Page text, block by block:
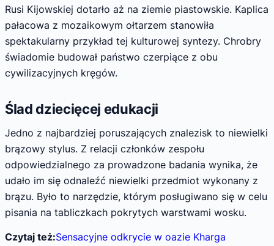
Rusi Kijowskiej dotarło aż na ziemie piastowskie. Kaplica
pałacowa z mozaikowym ołtarzem stanowiła
spektakularny przykład tej kulturowej syntezy. Chrobry
świadomie budował państwo czerpiące z obu
cywilizacyjnych kręgów.
Ślad dziecięcej edukacji
Jedno z najbardziej poruszających znalezisk to niewielki
brązowy stylus. Z relacji członków zespołu
odpowiedzialnego za prowadzone badania wynika, że
udało im się odnaleźć niewielki przedmiot wykonany z
brązu. Było to narzędzie, którym posługiwano się w celu
pisania na tabliczkach pokrytych warstwami wosku.
Czytaj też:Sensacyjne odkrycie w oazie Kharga